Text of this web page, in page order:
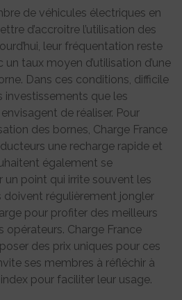
de véhicules électriques en
d’accroitre l’utilisation des
leur fréquentation reste
taux moyen d’utilisation d’une
Dans ces conditions, difficile
investissements que les
de réaliser. Pour
des bornes, Charge France
une recharge rapide et
également se
un point qui irrite souvent les
doivent régulièrement jongler
pour profiter des meilleurs
opérateurs. Charge France
des prix uniques pour ces
ses membres à réfléchir à
pour faciliter leur usage.